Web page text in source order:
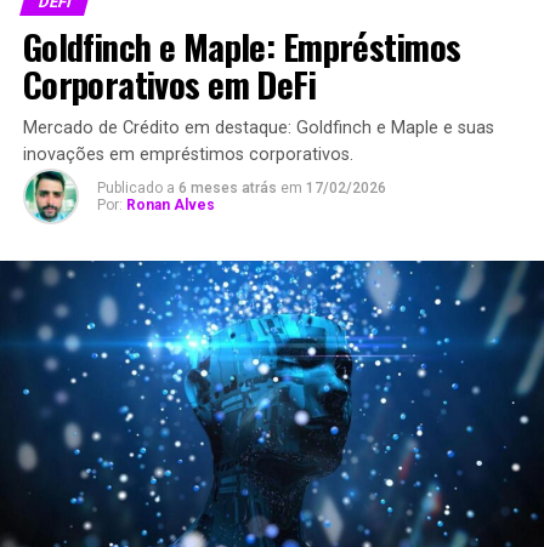
Goldfinch e Maple: Empréstimos
Corporativos em DeFi
Mercado de Crédito em destaque: Goldfinch e Maple e suas
inovações em empréstimos corporativos.
Publicado a 6 meses atrás em 17/02/2026
Por: Ronan Alves